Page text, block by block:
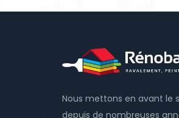
Nous mettons en avant le
depuis de nombreuses